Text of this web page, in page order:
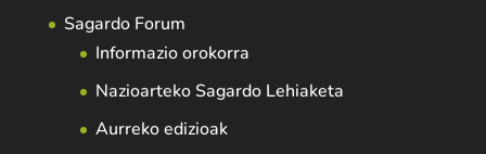
Sagardo Forum
Informazio orokorra
Nazioarteko Sagardo Lehiaketa
Aurreko edizioak